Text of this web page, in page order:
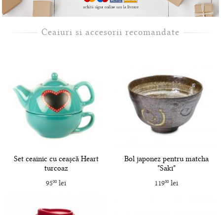
Ceaiuri si accesorii recomandate
Set ceainic cu ceașcă Heart
turcoaz
9500lei
Bol japonez pentru matcha
"Saki"
11900 lei